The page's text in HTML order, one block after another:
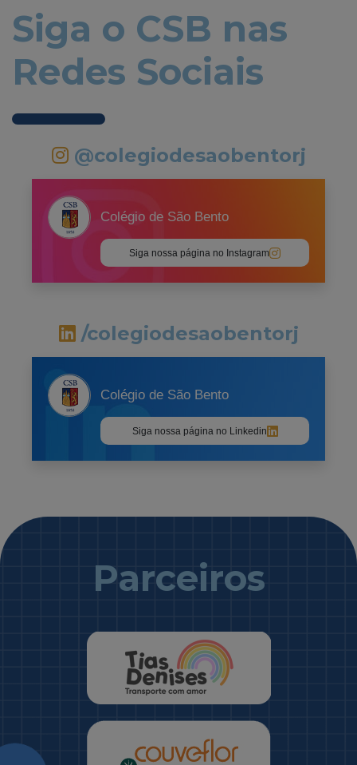
Siga o CSB nas
Redes Sociais
@colegiodesaobentorj
Colégio de São Bento
Siga nossa página no Instagram
/colegiodesaobentorj
Colégio de São Bento
Siga nossa página no Linkedin
Parceiros